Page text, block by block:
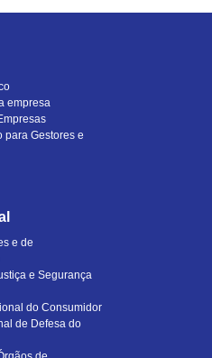
empresa
para Gestores e
e de
e Segurança
do Consumidor
de Defesa do